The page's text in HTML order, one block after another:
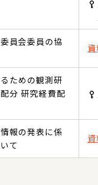
員会委員の協
ための観測研
分 研究経費配
報の発表に係
て